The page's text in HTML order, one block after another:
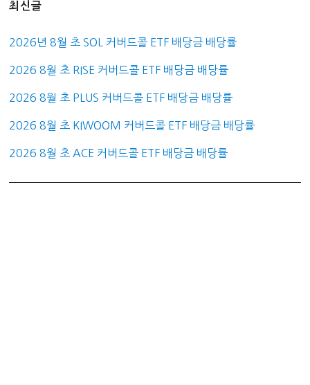
최신글
2026년 8월 초 SOL 커버드콜 ETF 배당금 배당률
2026 8월 초 RISE 커버드콜 ETF 배당금 배당률
2026 8월 초 PLUS 커버드콜 ETF 배당금 배당률
2026 8월 초 KIWOOM 커버드콜 ETF 배당금 배당률
2026 8월 초 ACE 커버드콜 ETF 배당금 배당률